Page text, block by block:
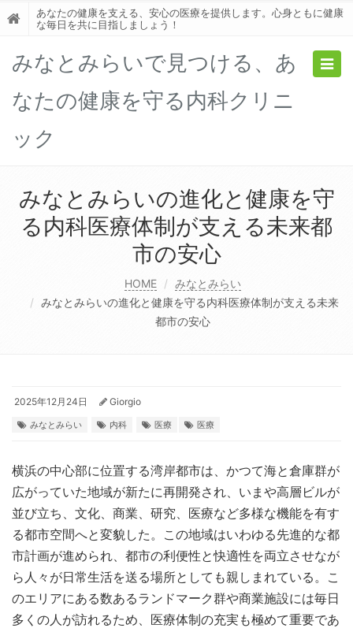
あなたの健康を支える、安心の医療を提供します。心身ともに健康
な毎日を共に目指しましょう！
みなとみらいで見つける、あ
なたの健康を守る内科クリニ
ック
みなとみらいの進化と健康を守
る内科医療体制が支える未来都
市の安心
HOME
みなとみらい
みなとみらいの進化と健康を守る内科医療体制が支える未来
都市の安心
2025年12月24日 Giorgio
みなとみらい 内科 医療 医療
横浜の中心部に位置する湾岸都市は、かつて海と倉庫群が
広がっていた地域が新たに再開発され、いまや高層ビルが
並び立ち、文化、商業、研究、医療など多様な機能を有す
る都市空間へと変貌した。 この地域はいわゆる先進的な都
市計画が進められ、都市の利便性と快適性を両立させなが
ら人々が日常生活を送る場所としても親しまれている。こ
のエリアにある数あるランドマーク群や商業施設には毎日
多くの人が訪れるため、医療体制の充実も極めて重要であ